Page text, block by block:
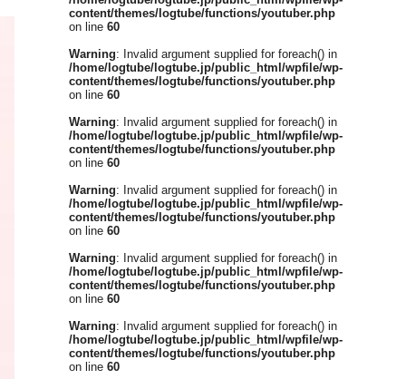
content/themes/logtube/functions/youtuber.php
on line 60
Warning: Invalid argument supplied for foreach() in
/home/logtube/logtube.jp/public_html/wpfile/wp-
content/themes/logtube/functions/youtuber.php
on line 60
Warning: Invalid argument supplied for foreach() in
/home/logtube/logtube.jp/public_html/wpfile/wp-
content/themes/logtube/functions/youtuber.php
on line 60
Warning: Invalid argument supplied for foreach() in
/home/logtube/logtube.jp/public_html/wpfile/wp-
content/themes/logtube/functions/youtuber.php
on line 60
Warning: Invalid argument supplied for foreach() in
/home/logtube/logtube.jp/public_html/wpfile/wp-
content/themes/logtube/functions/youtuber.php
on line 60
Warning: Invalid argument supplied for foreach() in
/home/logtube/logtube.jp/public_html/wpfile/wp-
content/themes/logtube/functions/youtuber.php
on line 60